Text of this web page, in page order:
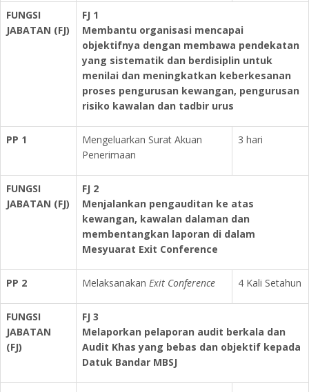
FUNGSI
JABATAN (FJ)
FJ 1
Membantu organisasi mencapai
objektifnya dengan membawa pendekatan
yang sistematik dan berdisiplin untuk
menilai dan meningkatkan keberkesanan
proses pengurusan kewangan, pengurusan
risiko kawalan dan tadbir urus
PP 1
Mengeluarkan Surat Akuan
Penerimaan
3 hari
FUNGSI
JABATAN (FJ)
FJ 2
Menjalankan pengauditan ke atas
kewangan, kawalan dalaman dan
membentangkan laporan di dalam
Mesyuarat Exit Conference
PP 2 Melaksanakan Exit Conference 4 Kali Setahun
FUNGSI
JABATAN
(FJ)
FJ 3
Melaporkan pelaporan audit berkala dan
Audit Khas yang bebas dan objektif kepada
Datuk Bandar MBSJ